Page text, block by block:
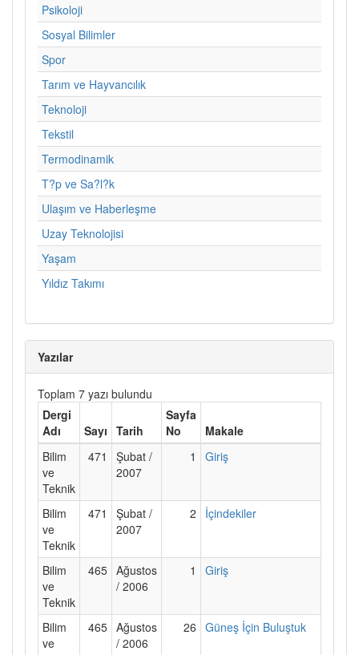
Psikoloji
Sosyal Bilimler
Spor
Tarım ve Hayvancılık
Teknoloji
Tekstil
Termodinamik
T?p ve Sa?l?k
Ulaşım ve Haberleşme
Uzay Teknolojisi
Yaşam
Yıldız Takımı
Yazılar
Toplam 7 yazı bulundu
Dergi
Adı
Sayı Tarih
Sayfa
No
Makale
Bilim
ve
Teknik
471
Şubat /
2007
1 Giriş
Bilim
ve
Teknik
471
Şubat /
2007
2 İçindekiler
Bilim
ve
Teknik
465 Ağustos
/ 2006
1 Giriş
Bilim
ve
465 Ağustos
/ 2006
26 Güneş İçin Buluştuk